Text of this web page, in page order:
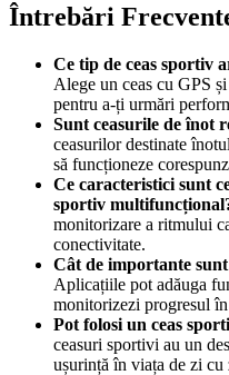
Întrebări
Ce tip de ceas sportiv
Alege un ceas cu GPS
pentru a-ți urmări
Sunt ceasurile de înot
ceasurilor destinate
să funcționeze
Ce caracteristici sunt
sportiv
monitorizare a ritmului
conectivitate.
Cât de importante
Aplicațiile pot adăuga
monitorizezi progresul
Pot folosi un ceas
ceasuri sportivi au un
ușurință în viața de zi cu